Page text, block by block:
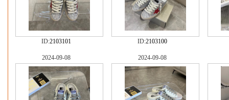
ID:2103101 ID:2103100
2024-09-08 2024-09-08